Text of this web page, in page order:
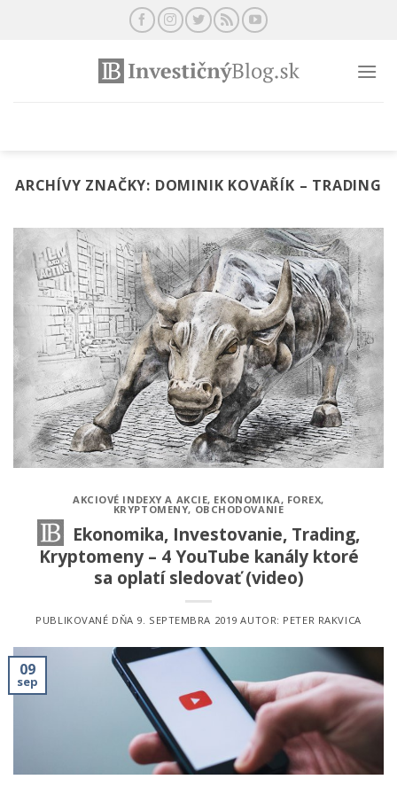
ARCHÍVY ZNAČKY: DOMINIK KOVAŘÍK – TRADING
AKCIOVÉ INDEXY A AKCIE, EKONOMIKA, FOREX,
KRYPTOMENY, OBCHODOVANIE
Ekonomika, Investovanie, Trading,
Kryptomeny – 4 YouTube kanály ktoré
sa oplatí sledovať (video)
PUBLIKOVANÉ DŇA 9. SEPTEMBRA 2019 AUTOR: PETER RAKVICA
09
sep